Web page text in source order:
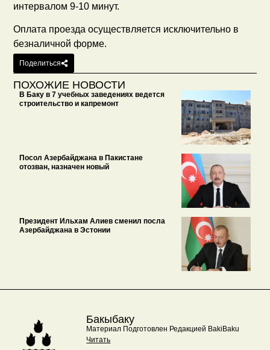
интервалом 9-10 минут.
Оплата проезда осуществляется исключительно в
безналичной форме.
Поделиться
ПОХОЖИЕ НОВОСТИ
В Баку в 7 учебных заведениях ведется
строительство и капремонт
Посол Азербайджана в Пакистане
отозван, назначен новый
Президент Ильхам Алиев сменил посла
Азербайджана в Эстонии
Бакыбаку
Материал Подготовлен Редакцией BakiBaku
Читать